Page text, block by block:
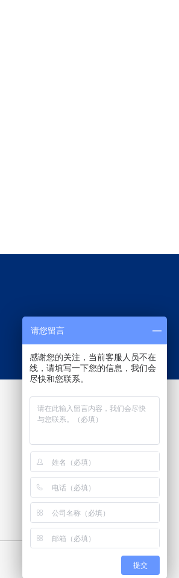
微信扫一扫
请您留言
感谢您的关注，当前客服人员不在
线，请填写一下您的信息，我们会
尽快和您联系。
提交